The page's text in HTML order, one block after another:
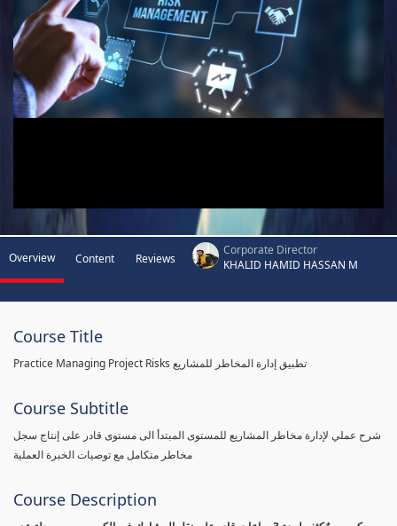
Overview Content Reviews
Corporate Director
KHALID HAMID HASSAN M
Course Title
Practice Managing Project Risks تطبيق إدارة المخاطر للمشاريع
Course Subtitle
شرح عملي لإدارة مخاطر المشاريع للمستوى المبتدأ الى مستوى قادر على إنتاج سجل
مخاطر متكامل مع توصيات الخبرة العملية
Course Description